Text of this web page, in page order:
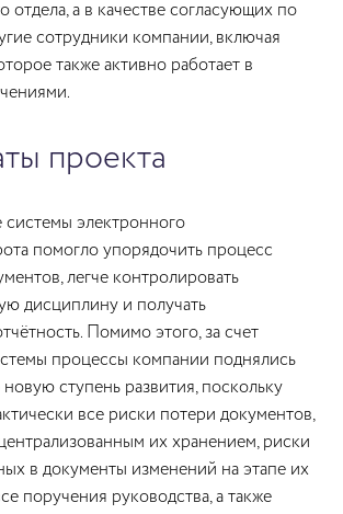
отдела, а в качестве согласующих по
сотрудники компании, включая
также активно работает в
проекта
системы электронного
помогло упорядочить процесс
легче контролировать
дисциплину и получать
Помимо этого, за счет
процессы компании поднялись
новую ступень развития, поскольку
все риски потери документов,
их хранением, риски
в документы изменений на этапе их
поручения руководства, а также